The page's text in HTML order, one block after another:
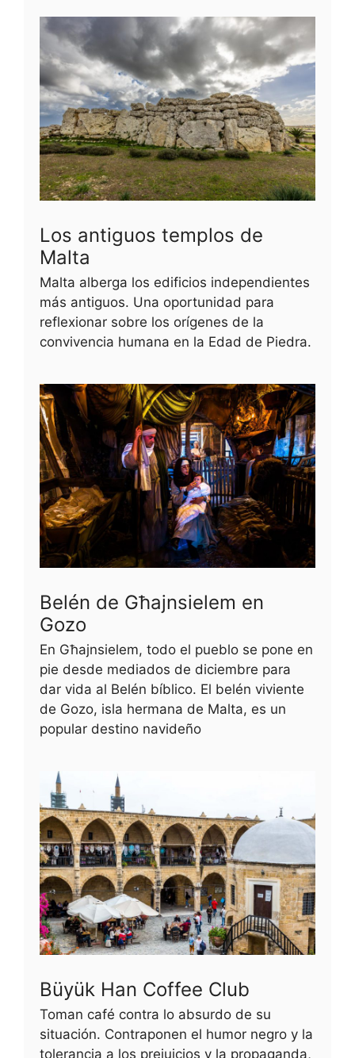
Los antiguos templos de
Malta
Malta alberga los edificios independientes
más antiguos. Una oportunidad para
reflexionar sobre los orígenes de la
convivencia humana en la Edad de Piedra.
Belén de Għajnsielem en
Gozo
En Għajnsielem, todo el pueblo se pone en
pie desde mediados de diciembre para
dar vida al Belén bíblico. El belén viviente
de Gozo, isla hermana de Malta, es un
popular destino navideño
Büyük Han Coffee Club
Toman café contra lo absurdo de su
situación. Contraponen el humor negro y la
tolerancia a los prejuicios y la propaganda,